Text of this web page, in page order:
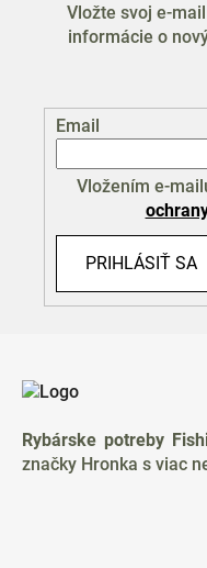
Vložte svoj e-
informácie o
Email
Vložením e-
PRIHLÁSIŤ SA
Rybárske potreby
značky Hronka s viac